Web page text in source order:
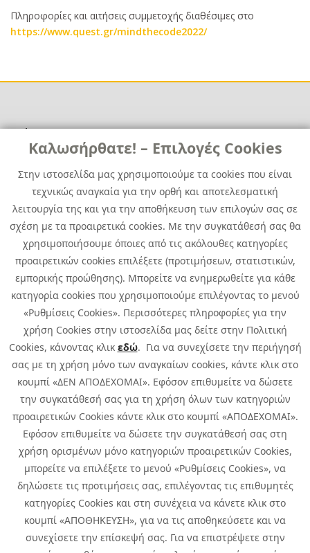
Καλωσήρθατε! – Επιλογές Cookies
Στην ιστοσελίδα μας χρησιμοποιούμε τα cookies που είναι
τεχνικώς αναγκαία για την ορθή και αποτελεσματική
λειτουργία της και για την αποθήκευση των επιλογών σας σε
σχέση με τα προαιρετικά cookies. Με την συγκατάθεσή σας θα
χρησιμοποιήσουμε όποιες από τις ακόλουθες κατηγορίες
προαιρετικών cookies επιλέξετε (προτιμήσεων, στατιστικών,
εμπορικής προώθησης). Μπορείτε να ενημερωθείτε για κάθε
κατηγορία cookies που χρησιμοποιούμε επιλέγοντας το μενού
«Ρυθμίσεις Cookies». Περισσότερες πληροφορίες για την
χρήση Cookies στην ιστοσελίδα μας δείτε στην Πολιτική
Cookies, κάνοντας κλικ εδώ. Για να συνεχίσετε την περιήγησή
σας με τη χρήση μόνο των αναγκαίων cookies, κάντε κλικ στο
κουμπί «ΔΕΝ ΑΠΟΔΕΧΟΜΑΙ». Εφόσον επιθυμείτε να δώσετε
την συγκατάθεσή σας για τη χρήση όλων των κατηγοριών
προαιρετικών Cookies κάντε κλικ στο κουμπί «ΑΠΟΔΕΧΟΜΑΙ».
Εφόσον επιθυμείτε να δώσετε την συγκατάθεσή σας στη
χρήση ορισμένων μόνο κατηγοριών προαιρετικών Cookies,
μπορείτε να επιλέξετε το μενού «Ρυθμίσεις Cookies», να
δηλώσετε τις προτιμήσεις σας, επιλέγοντας τις επιθυμητές
κατηγορίες Cookies και στη συνέχεια να κάνετε κλικ στο
κουμπί «ΑΠΟΘΗΚΕΥΣΗ», για να τις αποθηκεύσετε και να
συνεχίσετε την επίσκεψή σας. Για να επιστρέψετε στην
Πληροφορίες και αιτήσεις συμμετοχής διαθέσιμες στο
https://www.quest.gr/mindthecode2022/
Χρήσιμα
Χρήσιμα
Επικοινωνία
Media Kit
Καριέρα
Όμιλος Quest
Site Map